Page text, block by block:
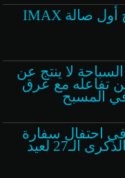
وزيرة الثقافة تفتتح أول صالة IMAX
لا ينتج عن
تفاعله مع عرق
المسبح
احتفال سفارة
المملكة المغربية بالذكرى الـ27 لعيد